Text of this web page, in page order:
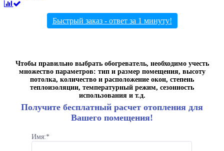
Быстрый заказ - ответ за 1 минуту!
Чтобы правильно выбрать обогреватель, необходимо учесть
множество параметров: тип и размер помещения, высоту
потолка, количество и расположение окон, степень
теплоизоляции, температурный режим, сезонность
использования и т.д.
Получите бесплатный расчет отопления для
Вашего помещения!
Имя:*